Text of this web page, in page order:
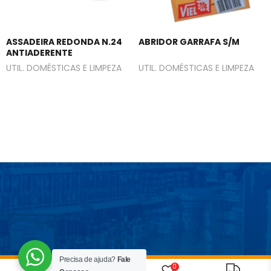
0
ASSADEIRA REDONDA N.24
ANTIADERENTE
UTIL. DOMÉSTICAS E LIMPEZA
ABRIDOR GARRAFA S/M
UTIL. DOMÉSTICAS E LIMPEZA
Precisa de ajuda? Fale